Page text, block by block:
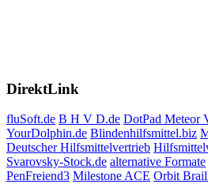
DirektLink
fluSoft.de B H V D.de DotPad Meteor
YourDolphin.de Blindenhilfsmittel.biz
Deutscher Hilfsmittelvertrieb
Svarovsky-Stock.de alternative Formate
PenFreiend3 Milestone ACE Orbit